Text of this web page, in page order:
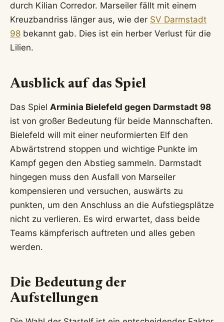
durch Kilian Corredor. Marseiler fällt mit einem
Kreuzbandriss länger aus, wie der SV Darmstadt
98 bekannt gab. Dies ist ein herber Verlust für die
Lilien.
Ausblick auf das Spiel
Das Spiel Arminia Bielefeld gegen Darmstadt 98
ist von großer Bedeutung für beide Mannschaften.
Bielefeld will mit einer neuformierten Elf den
Abwärtstrend stoppen und wichtige Punkte im
Kampf gegen den Abstieg sammeln. Darmstadt
hingegen muss den Ausfall von Marseiler
kompensieren und versuchen, auswärts zu
punkten, um den Anschluss an die Aufstiegsplätze
nicht zu verlieren. Es wird erwartet, dass beide
Teams kämpferisch auftreten und alles geben
werden.
Die Bedeutung der
Aufstellungen